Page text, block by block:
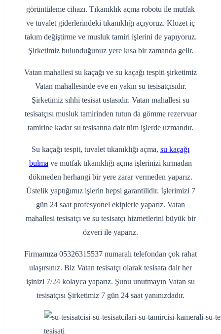
görüntüleme cihazı. Tıkanıklık açma robotu ile mutfak
ve tuvalet giderlerindeki tıkanıklığı açıyoruz. Klozet iç
takım değiştirme ve musluk tamiri işlerini de yapıyoruz.
Şirketimiz bulunduğunuz yere kısa bir zamanda gelir.
Vatan mahallesi su kaçağı ve su kaçağı tespiti şirketimiz
Vatan mahallesinde eve en yakın su tesisatçısıdır.
Şirketimiz sıhhi tesisat ustasıdır. Vatan mahallesi su
tesisatçısı musluk tamirinden tutun da gömme rezervuar
tamirine kadar su tesisatına dair tüm işlerde uzmandır.
Su kaçağı tespit, tuvalet tıkanıklığı açma, su kaçağı
bulma ve mutfak tıkanıklığı açma işlerinizi kırmadan
dökmeden herhangi bir yere zarar vermeden yaparız.
Üstelik yaptığımız işlerin hepsi garantilidir. İşlerimizi 7
gün 24 saat profesyonel ekiplerle yaparız. Vatan
mahallesi tesisatçı ve su tesisatçı hizmetlerini büyük bir
özveri ile yaparız.
Firmamıza 05326315537 numaralı telefondan çok rahat
ulaşırsınız. Biz Vatan tesisatçı olarak tesisata dair her
işinizi 7/24 kolayca yaparız. Şunu unutmayın Vatan su
tesisatçısı Şirketimiz 7 gün 24 saat yanınızdadır.